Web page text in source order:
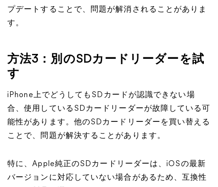
プデートすることで、問題が解消されることがありま
す。
方法3：別のSDカードリーダーを試
す
iPhone上でどうしてもSDカードが認識できない場
合、使用しているSDカードリーダーが故障している可
能性があります。他のSDカードリーダーを買い替える
ことで、問題が解決することがあります。
特に、Apple純正のSDカードリーダーは、iOSの最新
バージョンに対応していない場合があるため、互換性